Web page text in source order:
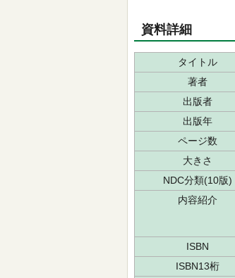
資料詳細
タイトル
著者
出版者
出版年
ページ数
大きさ
NDC分類(10版)
内容紹介
ISBN
ISBN13桁